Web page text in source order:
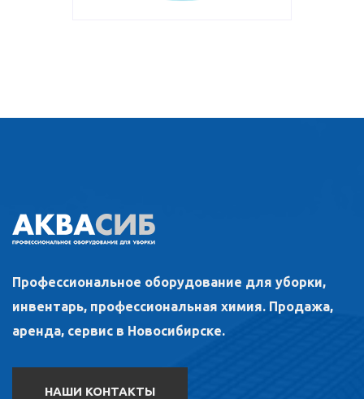
Профессиональное оборудование для уборки,
инвентарь, профессиональная химия. Продажа,
аренда, сервис в Новосибирске.
НАШИ КОНТАКТЫ